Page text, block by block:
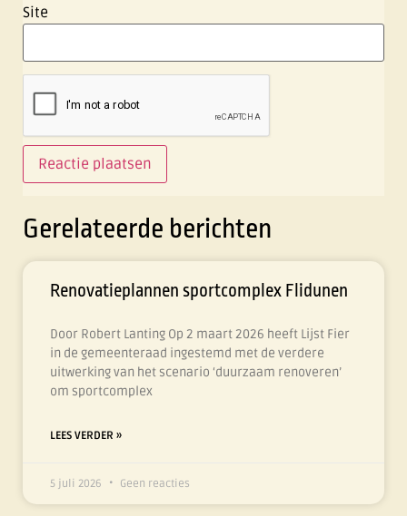
Site
Gerelateerde berichten
Renovatieplannen sportcomplex Flidunen
Door Robert Lanting Op 2 maart 2026 heeft Lijst Fier
in de gemeenteraad ingestemd met de verdere
uitwerking van het scenario ‘duurzaam renoveren’
om sportcomplex
LEES VERDER »
5 juli 2026 Geen reacties